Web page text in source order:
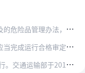
办法，由民航局另行规定。
在审定合格后方可开展经营性飞行活动。
号公布，2018年11月16日以交通运输部令2018年第36号、2…